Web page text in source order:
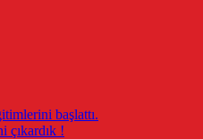
başlattı.
çıkardık !